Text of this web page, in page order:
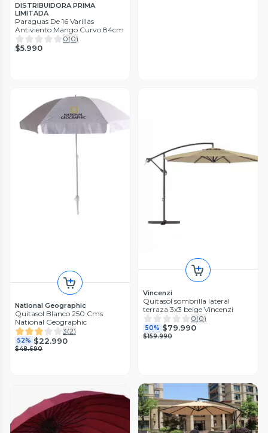
DISTRIBUIDORA PRIMA
LIMITADA
Paraguas De 16 Varillas
Antiviento Mango Curvo 84cm
0(0)
$5.990
National Geographic
Quitasol Blanco 250 Cms
National Geographic
3(2)
52% $22.990
$48.690
Vincenzi
Quitasol sombrilla lateral
terraza 3x3 beige Vincenzi
0(0)
50% $79.990
$159.990